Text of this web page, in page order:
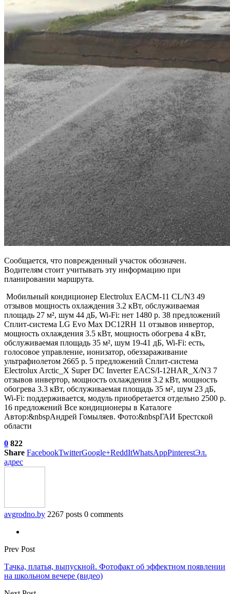
Сообщается, что поврежденный участок обозначен.
Водителям стоит учитывать эту информацию при
планировании маршрута.
Мобильный кондиционер Electrolux EACM-11 CL/N3 49
отзывов мощность охлаждения 3.2 кВт, обслуживаемая
площадь 27 м², шум 44 дБ, Wi-Fi: нет 1480 р. 38 предложений
Сплит-система LG Evo Max DC12RH 11 отзывов инвертор,
мощность охлаждения 3.5 кВт, мощность обогрева 4 кВт,
обслуживаемая площадь 35 м², шум 19-41 дБ, Wi-Fi: есть,
голосовое управление, ионизатор, обеззараживание
ультрафиолетом 2665 р. 5 предложений Сплит-система
Electrolux Arctic_X Super DC Inverter EACS/I-12HAR_X/N3 7
отзывов инвертор, мощность охлаждения 3.2 кВт, мощность
обогрева 3.3 кВт, обслуживаемая площадь 35 м², шум 23 дБ,
Wi-Fi: поддерживается, модуль приобретается отдельно 2500 р.
16 предложений Все кондиционеры в Каталоге
Автор:&nbspАндрей Гомыляев. Фото:&nbspГАИ Брестской
области
0 822
Share FacebookTwitterGoogle+ReddItWhatsAppPinterestЭл.
адрес
avgrodno.by 2267 posts 0 comments
Prev Post
Тачка, платья, выпускной. Фотофакт об эффектном появлении
на школьном вечере (видео)